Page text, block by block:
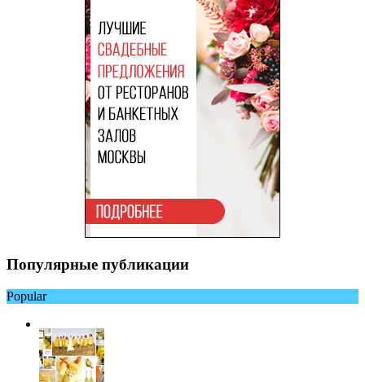
Популярные публикации
Popular